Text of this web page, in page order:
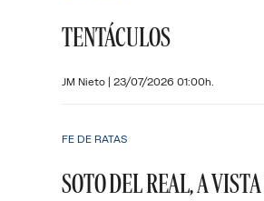
TENTÁCULOS
JM Nieto | 23/07/2026 01:00h.
FE DE RATAS
SOTO DEL REAL, A